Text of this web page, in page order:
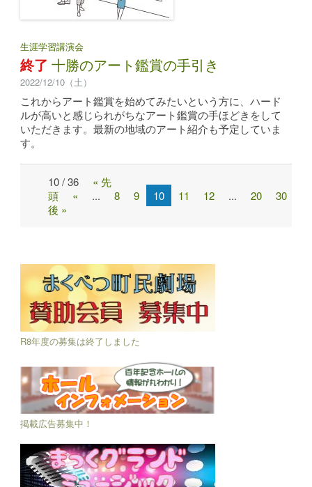
生涯学習講演会
終了十勝のアート鑑賞の手引き
2022/12/10（土）
これからアート鑑賞を始めてみたいという方に、ハード
ルが高いと感じられがちなアート鑑賞の手ほどきをして
いただきます。最新の地域のアート紹介も予定していま
す。
Post
navigation
10 / 36
« 先
頭
« ... 8 9 10 11 12 ... 20 30
後 »
R8年度の募集は終了しました
掲載広告募集中！